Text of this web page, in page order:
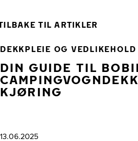
TIL ARTIKLER
DEKKPLEIE OG VEDLIKEHOLD
DIN GUIDE TIL
KJØRING
13.06.2025